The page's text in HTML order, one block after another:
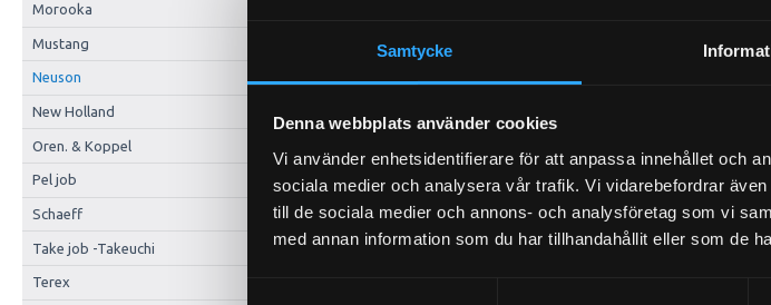
Samtycke
Denna webbplats använder cookies
Vi använder enhetsidentifierare för att anpassa innehållet och
sociala medier och analysera vår trafik. Vi vidarebefordrar
till de sociala medier och annons- och analysföretag som vi
med annan information som du har tillhandahållit eller som de
Morooka
Mustang
Neuson
New Holland
Oren. & Koppel
Pel job
Schaeff
Take job -Takeuchi
Terex
Andingsfilter
21-5700
Bränslefilter